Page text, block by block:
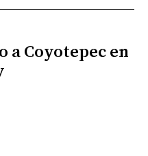
a Coyotepec en